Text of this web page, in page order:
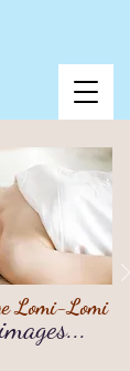
Lomi-Lomi